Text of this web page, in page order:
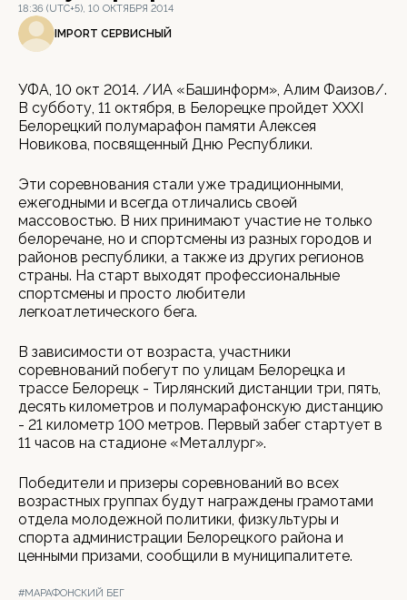
18:36 (UTC+5), 10 ОКТЯБРЯ 2014
IMPORT СЕРВИСНЫЙ
УФА, 10 окт 2014. /ИА «Башинформ», Алим Фаизов/.
В субботу, 11 октября, в Белорецке пройдет XXXI
Белорецкий полумарафон памяти Алексея
Новикова, посвященный Дню Республики.
Эти соревнования стали уже традиционными,
ежегодными и всегда отличались своей
массовостью. В них принимают участие не только
белоречане, но и спортсмены из разных городов и
районов республики, а также из других регионов
страны. На старт выходят профессиональные
спортсмены и просто любители
легкоатлетического бега.
В зависимости от возраста, участники
соревнований побегут по улицам Белорецка и
трассе Белорецк - Тирлянский дистанции три, пять,
десять километров и полумарафонскую дистанцию
- 21 километр 100 метров. Первый забег стартует в
11 часов на стадионе «Металлург».
Победители и призеры соревнований во всех
возрастных группах будут награждены грамотами
отдела молодежной политики, физкультуры и
спорта администрации Белорецкого района и
ценными призами, сообщили в муниципалитете.
#МАРАФОНСКИЙ БЕГ